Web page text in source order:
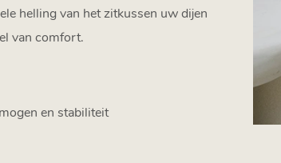
helling van het zitkussen uw dijen
van comfort.
en stabiliteit